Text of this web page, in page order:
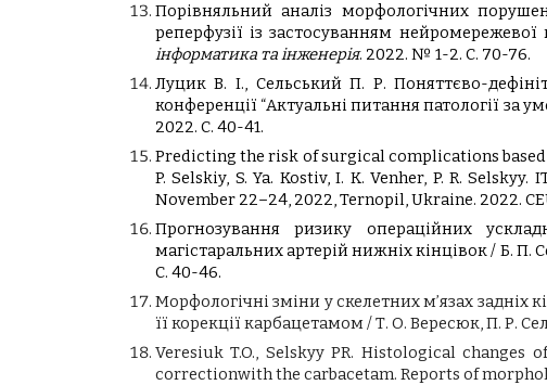
Порівняльний аналіз морфологічних
реперфузії із застосуванням
інформатика та інженерія. 2022. № 1-2. С. 70-76.
Луцик В. І., Сельський П. Р. Поняттєво-
конференції “Актуальні питання патології за
2022. С. 40-41.
Predicting the risk of surgical complications
P. Selskiy, S. Ya. Kostiv, І. K. Venher, P. R.
November 22–24, 2022, Ternopil, Ukraine. 2022.
Прогнозування ризику операційних
магістаральних артерій нижніх кінцівок / Б. П.
С. 40-46.
Морфологічні зміни у скелетних м’язах задніх
її корекції карбацетамом / Т. О. Вересюк, П. Р.
Veresiuk T.O., Selskyy PR. Histological
correctionwith the carbacetam. Reports of